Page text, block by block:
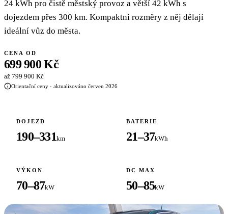
24 kWh pro čistě městský provoz a větší 42 kWh s
dojezdem přes 300 km. Kompaktní rozměry z něj dělají
ideální vůz do města.
CENA OD
699 900 Kč
až 799 900 Kč
Orientační ceny · aktualizováno červen 2026
DOJEZD
190–331km
BATERIE
21–37kWh
VÝKON
70–87kW
DC MAX
50–85kW